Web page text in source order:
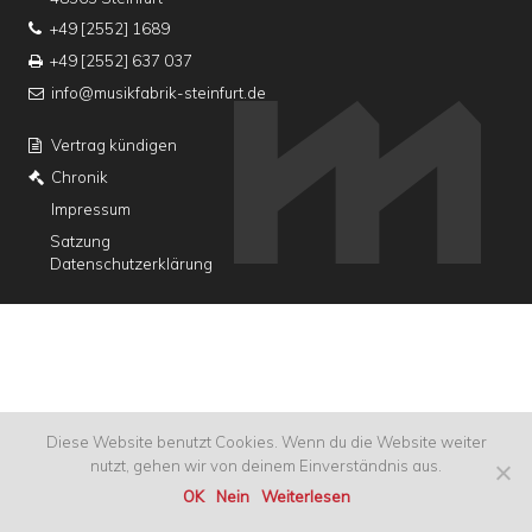
+49 [2552] 1689
+49 [2552] 637 037
info@musikfabrik-steinfurt.de
Vertrag kündigen
Chronik
Impressum
Satzung
Datenschutzerklärung
Diese Website benutzt Cookies. Wenn du die Website weiter
nutzt, gehen wir von deinem Einverständnis aus.
OK
Nein Weiterlesen